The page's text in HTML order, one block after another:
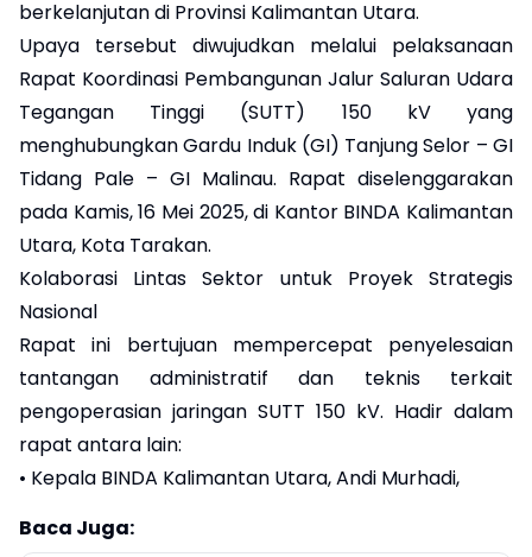
berkelanjutan di Provinsi Kalimantan Utara.
Upaya tersebut diwujudkan melalui pelaksanaan
Rapat Koordinasi Pembangunan Jalur Saluran Udara
Tegangan Tinggi (SUTT) 150 kV yang
menghubungkan Gardu Induk (GI) Tanjung Selor – GI
Tidang Pale – GI Malinau. Rapat diselenggarakan
pada Kamis, 16 Mei 2025, di Kantor BINDA Kalimantan
Utara, Kota Tarakan.
Kolaborasi Lintas Sektor untuk Proyek Strategis
Nasional
Rapat ini bertujuan mempercepat penyelesaian
tantangan administratif dan teknis terkait
pengoperasian jaringan SUTT 150 kV. Hadir dalam
rapat antara lain:
• Kepala BINDA Kalimantan Utara, Andi Murhadi,
Baca Juga: